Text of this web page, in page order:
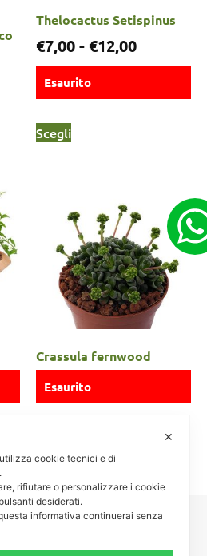
Thelocactus Setispinus
€7,00- €12,00
Esaurito
Scegli
Crassula fernwood
Esaurito
& Spinosa
– Via Teodora Bresciani, 40 –
✕
cookie tecnici e di
rifiutare o personalizzare i cookie
desiderati.
informativa continuerai senza